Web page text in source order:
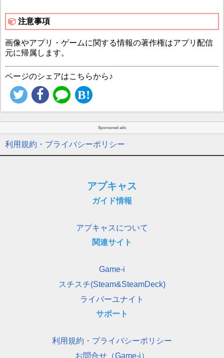
注意事項
画像やアプリ・ゲームに関する情報の著作権はアプリ配信
元に帰属します。
ページのシェアはこちらから♪
Sponsored ads
利用規約・プライバシーポリシー
アプキャス
ガイド情報
アプキャスについて
関連サイト
Game-i
スチスチ(Steam&SteamDeck)
ライバーユナイト
サポート
利用規約・プライバシーポリシー
お問合せ（Game-i）